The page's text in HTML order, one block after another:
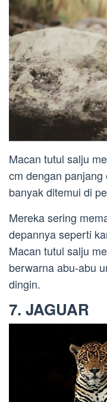
Macan tutul salju
cm dengan
banyak ditemui di
Mereka sering
depannya seperti
Macan tutul salju
berwarna abu-abu
dingin.
7. JAGUAR